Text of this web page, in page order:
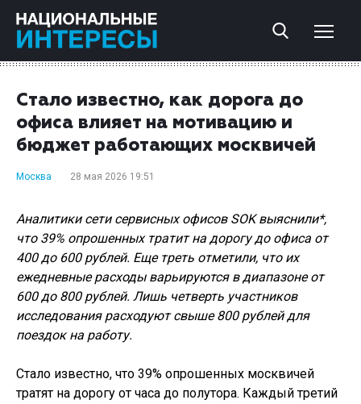
Стало известно, как дорога до
офиса влияет на мотивацию и
бюджет работающих москвичей
Москва 28 мая 2026 19:51
Аналитики сети сервисных офисов SOK выяснили*,
что 39% опрошенных тратит на дорогу до офиса от
400 до 600 рублей. Еще треть отметили, что их
ежедневные расходы варьируются в диапазоне от
600 до 800 рублей. Лишь четверть участников
исследования расходуют свыше 800 рублей для
поездок на работу.
Стало известно, что 39% опрошенных москвичей
тратят на дорогу от часа до полутора. Каждый третий